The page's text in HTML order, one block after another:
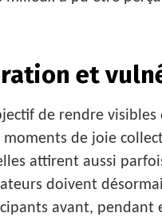
et
de rendre
de joie
attirent aussi
doivent
avant, pendant